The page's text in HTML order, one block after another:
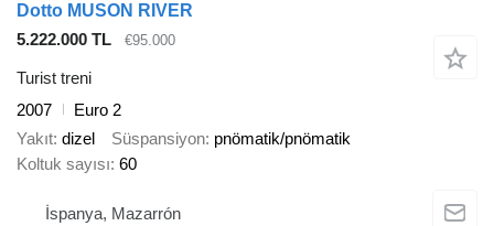
Dotto MUSON RIVER
5.222.000 TL
€95.000
Turist treni
2007
Euro 2
Yakıt dizel Süspansiyon pnömatik/pnömatik
Koltuk sayısı 60
İspanya, Mazarrón